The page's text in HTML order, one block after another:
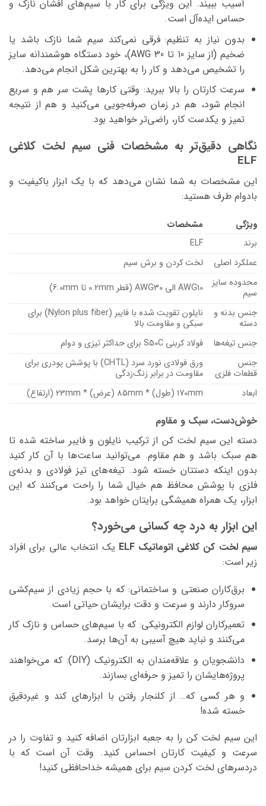
آسیب ببیند. این ویژگی برای کار با سیم‌های افشان نازک و
حساس ایده‌آل است.
بدون نیاز به تنظیم:فرقی نمی‌کند سیم شما نازک باشد یا
ضخیم (از سایز 10 تا 30 AWG)، خود دستگاه هوشمندانه سایز
را تشخیص می‌دهد و کار را به بهترین شکل انجام می‌دهد.
سرعت کارتان را بالا ببرید: وقتی کارها پشت سر هم و سریع
انجام شود، هم در زمان صرفه‌جویی می‌کنید و هم از نتیجه
تمیز و یکدست کار، راضی‌تر خواهید بود.
نگاهی دقیق‌تر به مشخصات فنی سیم لخت کلاغی
ELF
این مشخصات به شما نشان می‌دهد که با یک ابزار باکیفیت و
بادوام طرف هستید:
ویژگی
مشخصات
برند
ELF
عملکرد اصلی
لخت کردن و برش سیم
محدوده سایز
سیم
AWG10 الی AWG30 (قطر 0.2mm تا 6.0mm)
جنس بدنه و
دسته
نایلون تقویت شده با فایبر (Nylon plus fiber) برای
سبکی و مقاومت بالا
جنس تیغه‌ها
فولاد کربنی S50C برای حداکثر تیزی و دوام
جنس
قطعات فلزی
ورق فولادی نورد سرد (CHTL) با پوشش پودری برای
مقاومت در برابر زنگ‌زدگی
ابعاد
170mm (طول) * 85mm (عرض) * 23mm (ارتفاع)
خوش‌دست، سبک و مقاوم
دسته این سیم لخت کن از ترکیب نایلون و فایبر ساخته شده تا
هم سبک باشد و هم مقاوم. می‌توانید ساعت‌ها با آن کار کنید
بدون اینکه دستتان خسته شود. تیغه‌های تیز فولادی و بدنه‌ی
فلزی با پوشش محافظهم خیال شما را راحت می‌کنند که این
ابزار، یک همراه همیشگی برایتان خواهد بود.
این ابزار به درد چه کسانی می‌خورد؟
سیم لخت کن کلاغی اتوماتیک ELF
یک انتخاب عالی برای افراد
زیر است:
برق‌کاران صنعتی و ساختمانی:که با حجم زیادی از سیم‌کشی
سروکار دارند و سرعت و دقت برایشان حیاتی است.
تعمیرکاران لوازم الکترونیکی:که با سیم‌های حساس و نازک کار
می‌کنند و نباید هیچ آسیبی به آن‌ها برسد.
دانشجویان و علاقه‌مندان به الکترونیک (DIY):
که می‌خواهند
پروژه‌هایشان را تمیز و حرفه‌ای بسازند.
و هر کسی که…از کلنجار رفتن با ابزارهای کند و غیردقیق
خسته شده!
این سیم لخت کن را به جعبه ابزارتان اضافه کنید و تفاوت را در
سرعت و کیفیت کارتان احساس کنید. وقت آن است که با
دردسرهای لخت کردن سیم برای همیشه خداحافظی کنید!